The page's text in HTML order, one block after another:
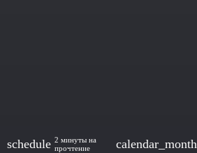
schedule 2 минуты на
прочтение
calendar_month